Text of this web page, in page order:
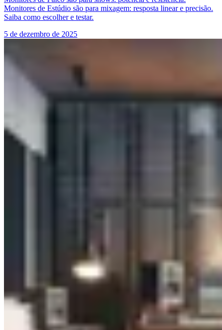
Monitores de Estúdio são para mixagem: resposta linear e precisão.
Saiba como escolher e testar.
5 de dezembro de 2025